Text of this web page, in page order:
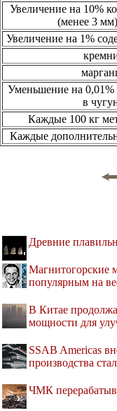
Увеличение на 10%
(менее 3
Увеличение на 1%
Уменьшение на 0,01%
в
Каждые 100 кг
Каждые
Древние
Магнитогорские
популярным на
В Китае
мощности для
SSAB Americas
производства
ЧМК